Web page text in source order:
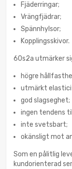
Fjäderringar;
Vrängfjädrar;
Spännhylsor;
Kopplingsskivor.
60s2a utmärker
högre
utmärkt
god slagseghet;
ingen tendens
inte svetsbart;
okänsligt mot
Som en pålitlig
kundorienterad